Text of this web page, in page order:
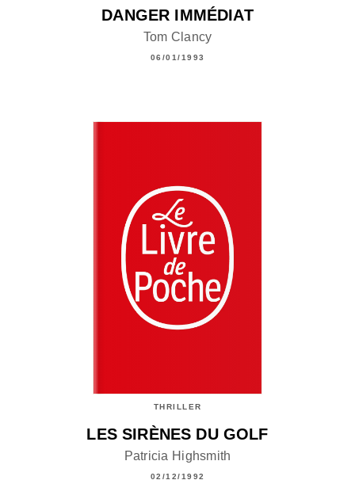
DANGER IMMÉDIAT
Tom Clancy
06/01/1993
THRILLER
LES SIRÈNES DU GOLF
Patricia Highsmith
02/12/1992